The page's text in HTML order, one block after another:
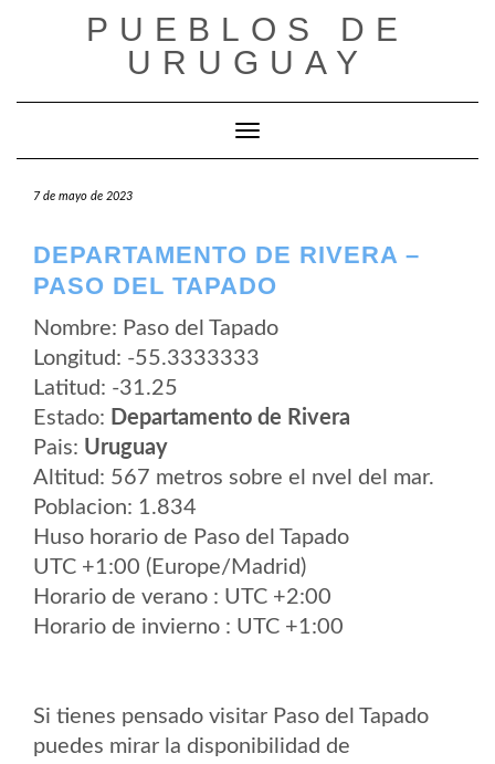
PUEBLOS DE
URUGUAY
Cambiar modo de navegación
7 de mayo de 2023
DEPARTAMENTO DE RIVERA –
PASO DEL TAPADO
Nombre: Paso del Tapado
Longitud: -55.3333333
Latitud: -31.25
Estado: Departamento de Rivera
Pais: Uruguay
Altitud: 567 metros sobre el nvel del mar.
Poblacion: 1.834
Huso horario de Paso del Tapado
UTC +1:00 (Europe/Madrid)
Horario de verano : UTC +2:00
Horario de invierno : UTC +1:00
Si tienes pensado visitar Paso del Tapado
puedes mirar la disponibilidad de